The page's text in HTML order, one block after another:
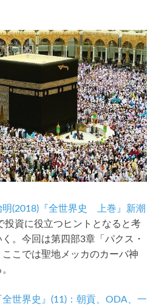
明(2018)『全世界史 上巻』新潮
投資に役立つヒントとなると考
。今回は第四部3章「パクス・
こでは聖地メッカのカーバ神
世界史』(11)：朝貢、ODA、一